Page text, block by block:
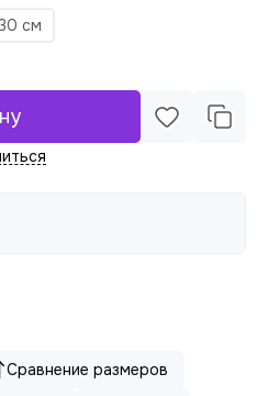
см
Сравнение размеров